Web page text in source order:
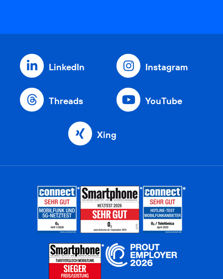
LinkedIn Instagram
Threads YouTube
Xing